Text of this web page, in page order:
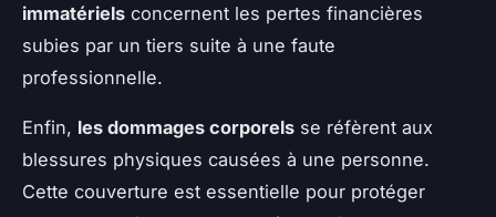
immatériels concernent les pertes financières
subies par un tiers suite à une faute
professionnelle.
Enfin, les dommages corporels se réfèrent aux
blessures physiques causées à une personne.
Cette couverture est essentielle pour protéger